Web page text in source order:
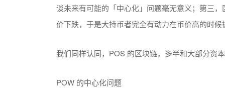
谈未来有可能的「中心化」问题毫无意义；第三
价下跌，于是大持币者完全有动力在币价高的时
我们同样认同，POS 的区块链，多半和大部分资
POW 的中心化问题